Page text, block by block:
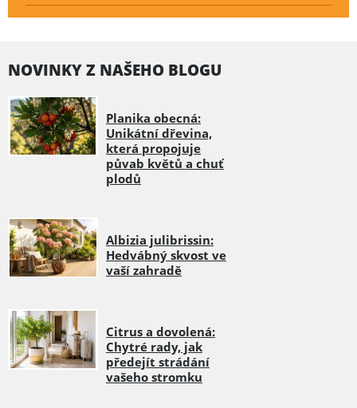
NOVINKY Z NAŠEHO BLOGU
Planika obecná:
Unikátní dřevina,
která propojuje
půvab květů a chuť
plodů
Albizia julibrissin:
Hedvábný skvost ve
vaší zahradě
Citrus a dovolená:
Chytré rady, jak
předejít strádání
vašeho stromku